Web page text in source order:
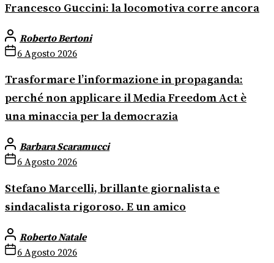
Francesco Guccini: la locomotiva corre ancora
Roberto Bertoni
6 Agosto 2026
Trasformare l’informazione in propaganda:
perché non applicare il Media Freedom Act è
una minaccia per la democrazia
Barbara Scaramucci
6 Agosto 2026
Stefano Marcelli, brillante giornalista e
sindacalista rigoroso. E un amico
Roberto Natale
6 Agosto 2026